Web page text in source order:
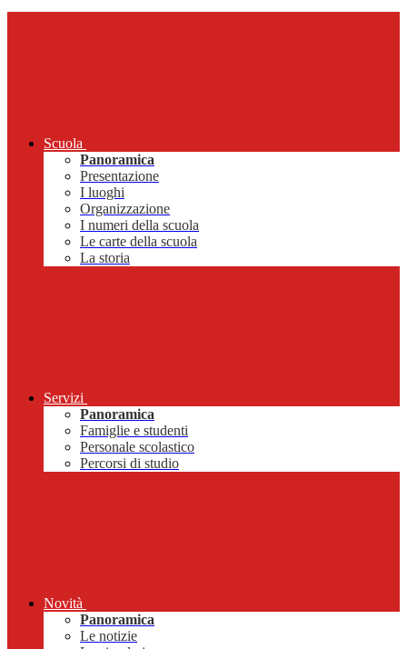
Scuola
Panoramica
Presentazione
I luoghi
Organizzazione
I numeri della scuola
Le carte della scuola
La storia
Servizi
Panoramica
Famiglie e studenti
Personale scolastico
Percorsi di studio
Novità
Panoramica
Le notizie